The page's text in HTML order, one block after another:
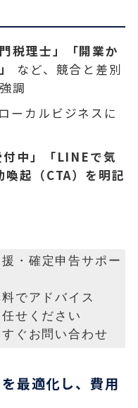
税理士」「開業か
など、競合と差別
調
ーカルビジネスに
付中」「LINEで気
起（CTA）を明記
・確定申告サポー
でアドバイス
せください
ぐお問い合わせ
最適化し、費用